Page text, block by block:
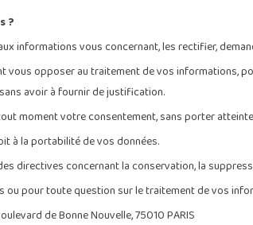
?
informations vous concernant, les rectifier,
vous opposer au traitement de vos informations,
avoir à fournir de justification.
moment votre consentement, sans porter
à la portabilité de vos données.
directives concernant la conservation, la
ou pour toute question sur le traitement de vos
de Bonne Nouvelle, 75010 PARIS